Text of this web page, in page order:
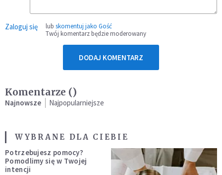
Zaloguj się lub skomentuj jako Gość
Twój komentarz będzie moderowany
DODAJ KOMENTARZ
Komentarze ()
Najnowsze Najpopularniejsze
WYBRANE DLA CIEBIE
Potrzebujesz pomocy?
Pomodlimy się w Twojej
intencji